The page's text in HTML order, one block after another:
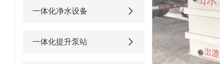
一体化净水设备
一体化提升泵站